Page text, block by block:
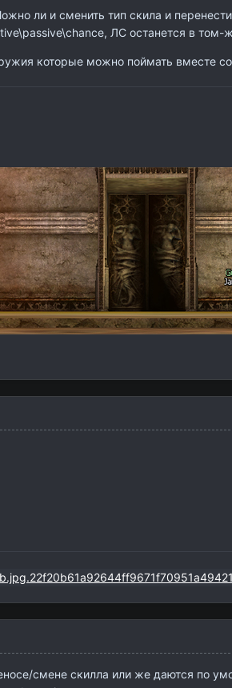
ли и сменить тип скила и
ЛС останется в том-
которые можно поймать вместе
смене скилла или же даются по